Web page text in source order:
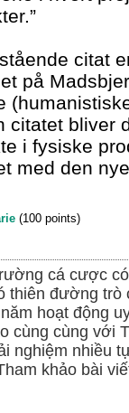
citat
på
citatet bliver
i fysiske
med den
(100 points)
cá cược
thiên đường
hoạt động
cùng cùng với
nghiệm nhiều
khảo bài